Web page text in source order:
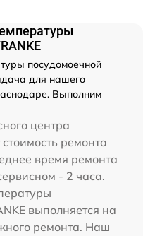
посудомоечной
для нашего
Выполним
центра
ремонта
время ремонта
- 2 часа.
выполняется на
ремонта. Наш